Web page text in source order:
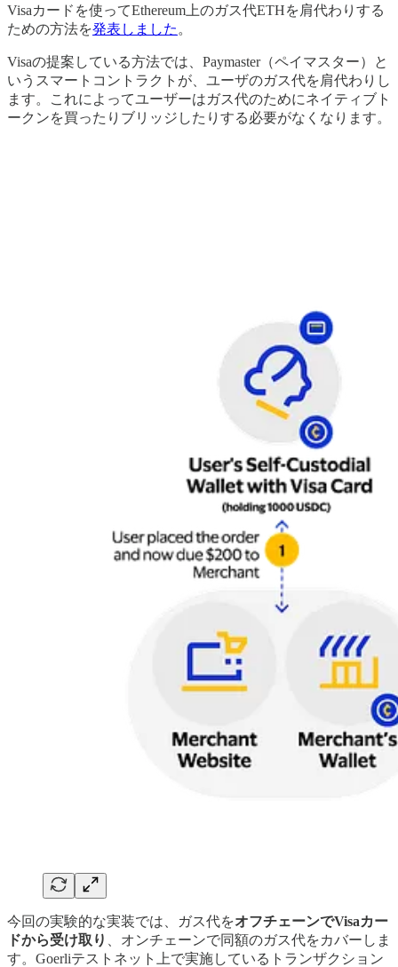
Visaカードを使ってEthereum上のガス代ETHを肩代わりする
ための方法を発表しました 。
Visaの提案している方法では、Paymaster（ペイマスター）と
いうスマートコントラクトが、ユーザのガス代を肩代わりし
ます。これによってユーザーはガス代のためにネイティブト
ークンを買ったりブリッジしたりする必要がなくなります。
今回の実験的な実装では、ガス代をオフチェーンでVisaカー
ドから受け取り
、オンチェーンで同額のガス代をカバーしま
す。Goerliテストネット上で実施しているトランザクション